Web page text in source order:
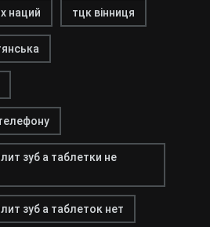
наций тцк вінниця
зуб а таблетки не
зуб а таблеток нет